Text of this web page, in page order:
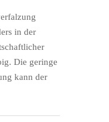
in der
Die geringe
kann der